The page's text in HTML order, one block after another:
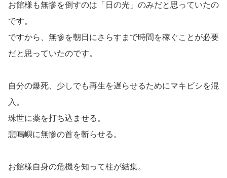
お館様も無惨を倒すのは「日の光」のみだと思っていたの
です。
ですから、無惨を朝日にさらすまで時間を稼ぐことが必要
だと思っていたのです。
自分の爆死、少しでも再生を遅らせるためにマキビシを混
入。
珠世に薬を打ち込ませる。
悲鳴嶼に無惨の首を斬らせる。
お館様自身の危機を知って柱が結集。